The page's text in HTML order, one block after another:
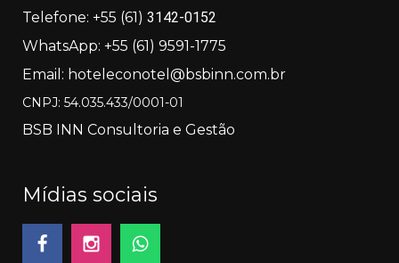
Telefone: +55 (61) 3142-0152
WhatsApp: +55 (61) 9591-1775
Email: hoteleconotel@bsbinn.com.br
CNPJ: 54.035.433/0001-01
BSB INN Consultoria e Gestão
Mídias sociais